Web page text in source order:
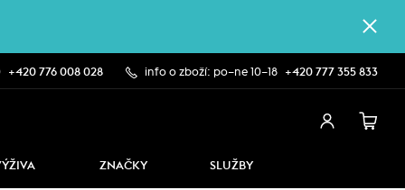
+420 776 008 028 info o zboží: po–ne 10–18 +420 777 355 833
ZNAČKY SLUŽBY